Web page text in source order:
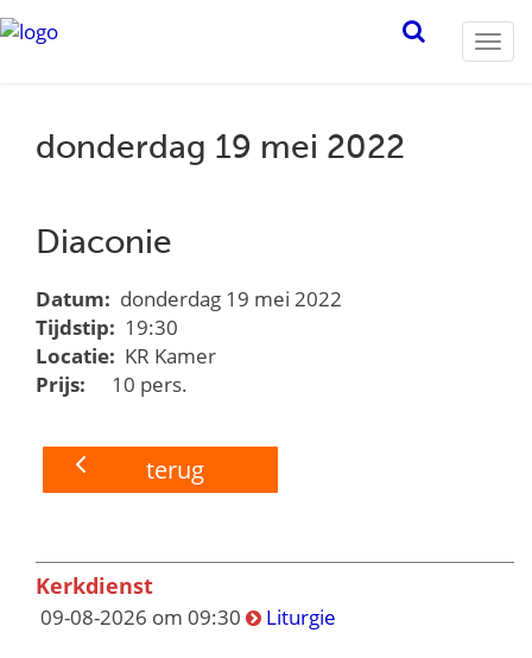
donderdag 19 mei 2022
Diaconie
Datum: donderdag 19 mei 2022
Tijdstip: 19:30
Locatie: KR Kamer
Prijs:
10 pers.
terug
Kerkdienst
09-08-2026 om 09:30 Liturgie